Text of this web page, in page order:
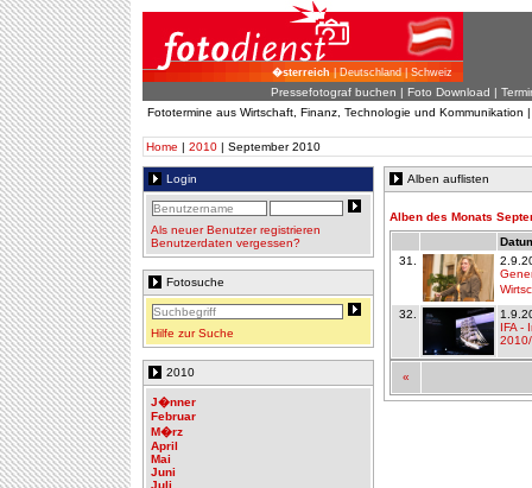
�sterreich| Deutschland | Schweiz
Pressefotograf buchen | Foto Download |
Fototermine aus Wirtschaft, Finanz, Technologie und Kommunikation
Home | 2010 | September 2010
Login
Als neuer Benutzer registrieren
Benutzerdaten vergessen?
Fotosuche
Hilfe zur Suche
2010
J�nner
Februar
M�rz
April
Mai
Juni
Juli
Alben auflisten
Alben des Monats
31.
32.
IFA -
«